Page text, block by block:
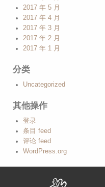
2017 年 5 月
2017 年 4 月
2017 年 3 月
2017 年 2 月
2017 年 1 月
分类
Uncategorized
其他操作
登录
条目 feed
评论 feed
WordPress.org